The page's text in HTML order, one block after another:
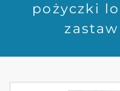
pożyczki